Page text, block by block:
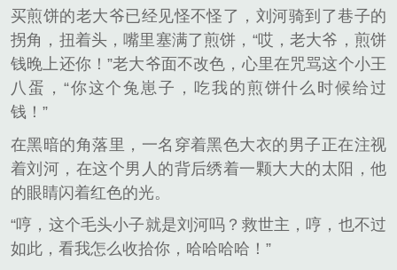
买煎饼的老大爷已经见怪不怪了，刘河骑到了巷子的
拐角，扭着头，嘴里塞满了煎饼，“哎，老大爷，煎饼
钱晚上还你！”老大爷面不改色，心里在咒骂这个小王
八蛋，“你这个兔崽子，吃我的煎饼什么时候给过
钱！”
在黑暗的角落里，一名穿着黑色大衣的男子正在注视
着刘河，在这个男人的背后绣着一颗大大的太阳，他
的眼睛闪着红色的光。
“哼，这个毛头小子就是刘河吗？救世主，哼，也不过
如此，看我怎么收拾你，哈哈哈哈！”